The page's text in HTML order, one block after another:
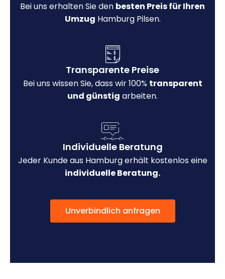
Bei uns erhalten Sie den besten Preis für Ihren
Umzug Hamburg Pilsen.
Transparente Preise
Bei uns wissen Sie, dass wir 100% transparent
und günstig arbeiten.
Individuelle Beratung
Jeder Kunde aus Hamburg erhält kostenlos eine
individuelle Beratung.
Unverbindlich anfragen